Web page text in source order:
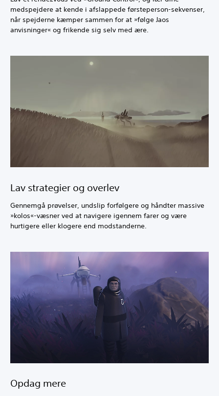
medspejdere at kende i afslappede førsteperson-sekvenser,
når spejderne kæmper sammen for at »følge Jaos
anvisninger« og frikende sig selv med ære.
Lav strategier og overlev
Gennemgå prøvelser, undslip forfølgere og håndter massive
»kolos«-væsner ved at navigere igennem farer og være
hurtigere eller klogere end modstanderne.
Opdag mere